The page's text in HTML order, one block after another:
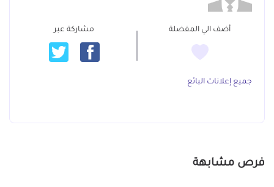
أضف الي المفضلة مشاركة عبر
جميع إعلانات البائع
فرص مشابهة